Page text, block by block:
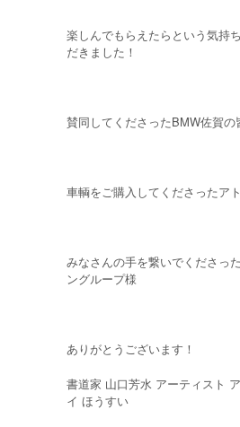
楽しんでもらえたらという気持
だきました！
賛同してくださったBMW佐賀の
車輌をご購入してくださったア
みなさんの手を繋いでくださっ
ングループ様
ありがとうございます！
書道家 山口芳水 アーティスト
イ ほうすい